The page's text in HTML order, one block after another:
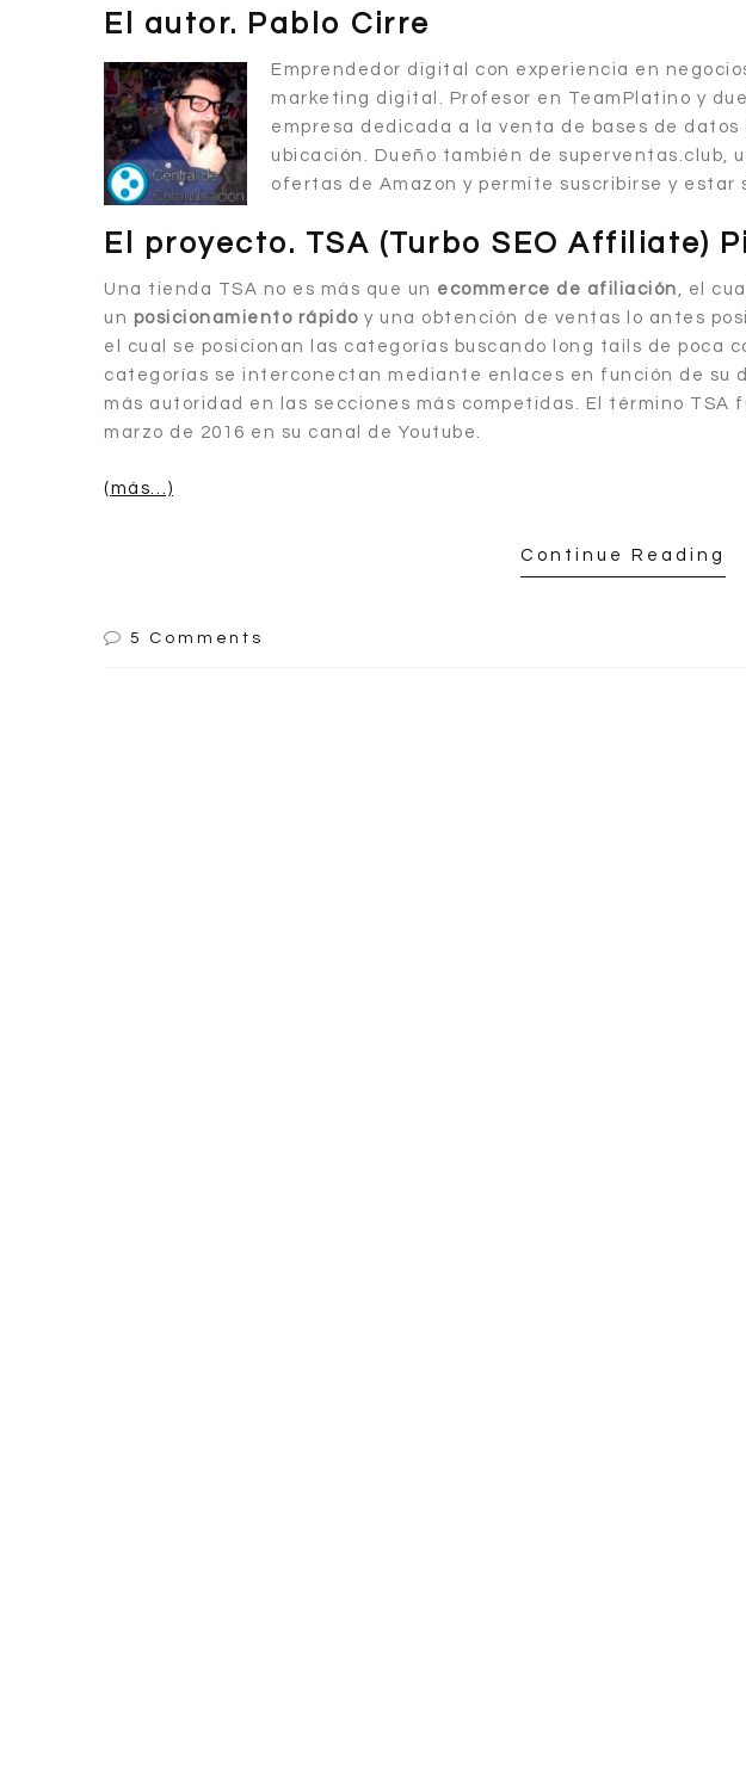
El autor. Pablo Cirre
Emprendedor digital con experiencia en
marketing digital. Profesor en TeamPlatino y
empresa dedicada a la venta de bases de
ubicación. Dueño también de superventas.club,
ofertas de Amazon y permite suscribirse y estar
El proyecto. TSA (Turbo SEO Affiliate)
Una tienda TSA no es más que un ecommerce de afiliación , el
un posicionamiento rápido y una obtención de ventas lo antes
el cual se posicionan las categorías buscando long tails de poca
categorías se interconectan mediante enlaces en función de su
más autoridad en las secciones más competidas. El término TSA
marzo de 2016 en su canal de Youtube.
(más…)
Continue Reading
5 Comments